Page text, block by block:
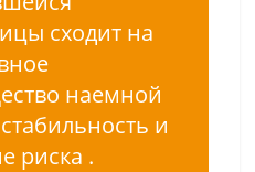
сходит на
наемной
стабильность и
риска .